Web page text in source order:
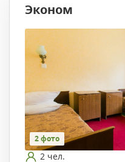
Эконом
2 фото
2 чел.